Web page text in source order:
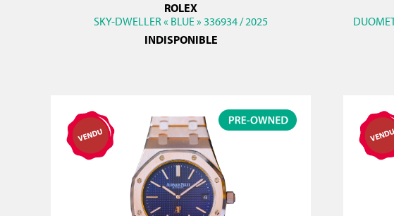
ROLEX
SKY-DWELLER « BLUE » 336934 / 2025
INDISPONIBLE